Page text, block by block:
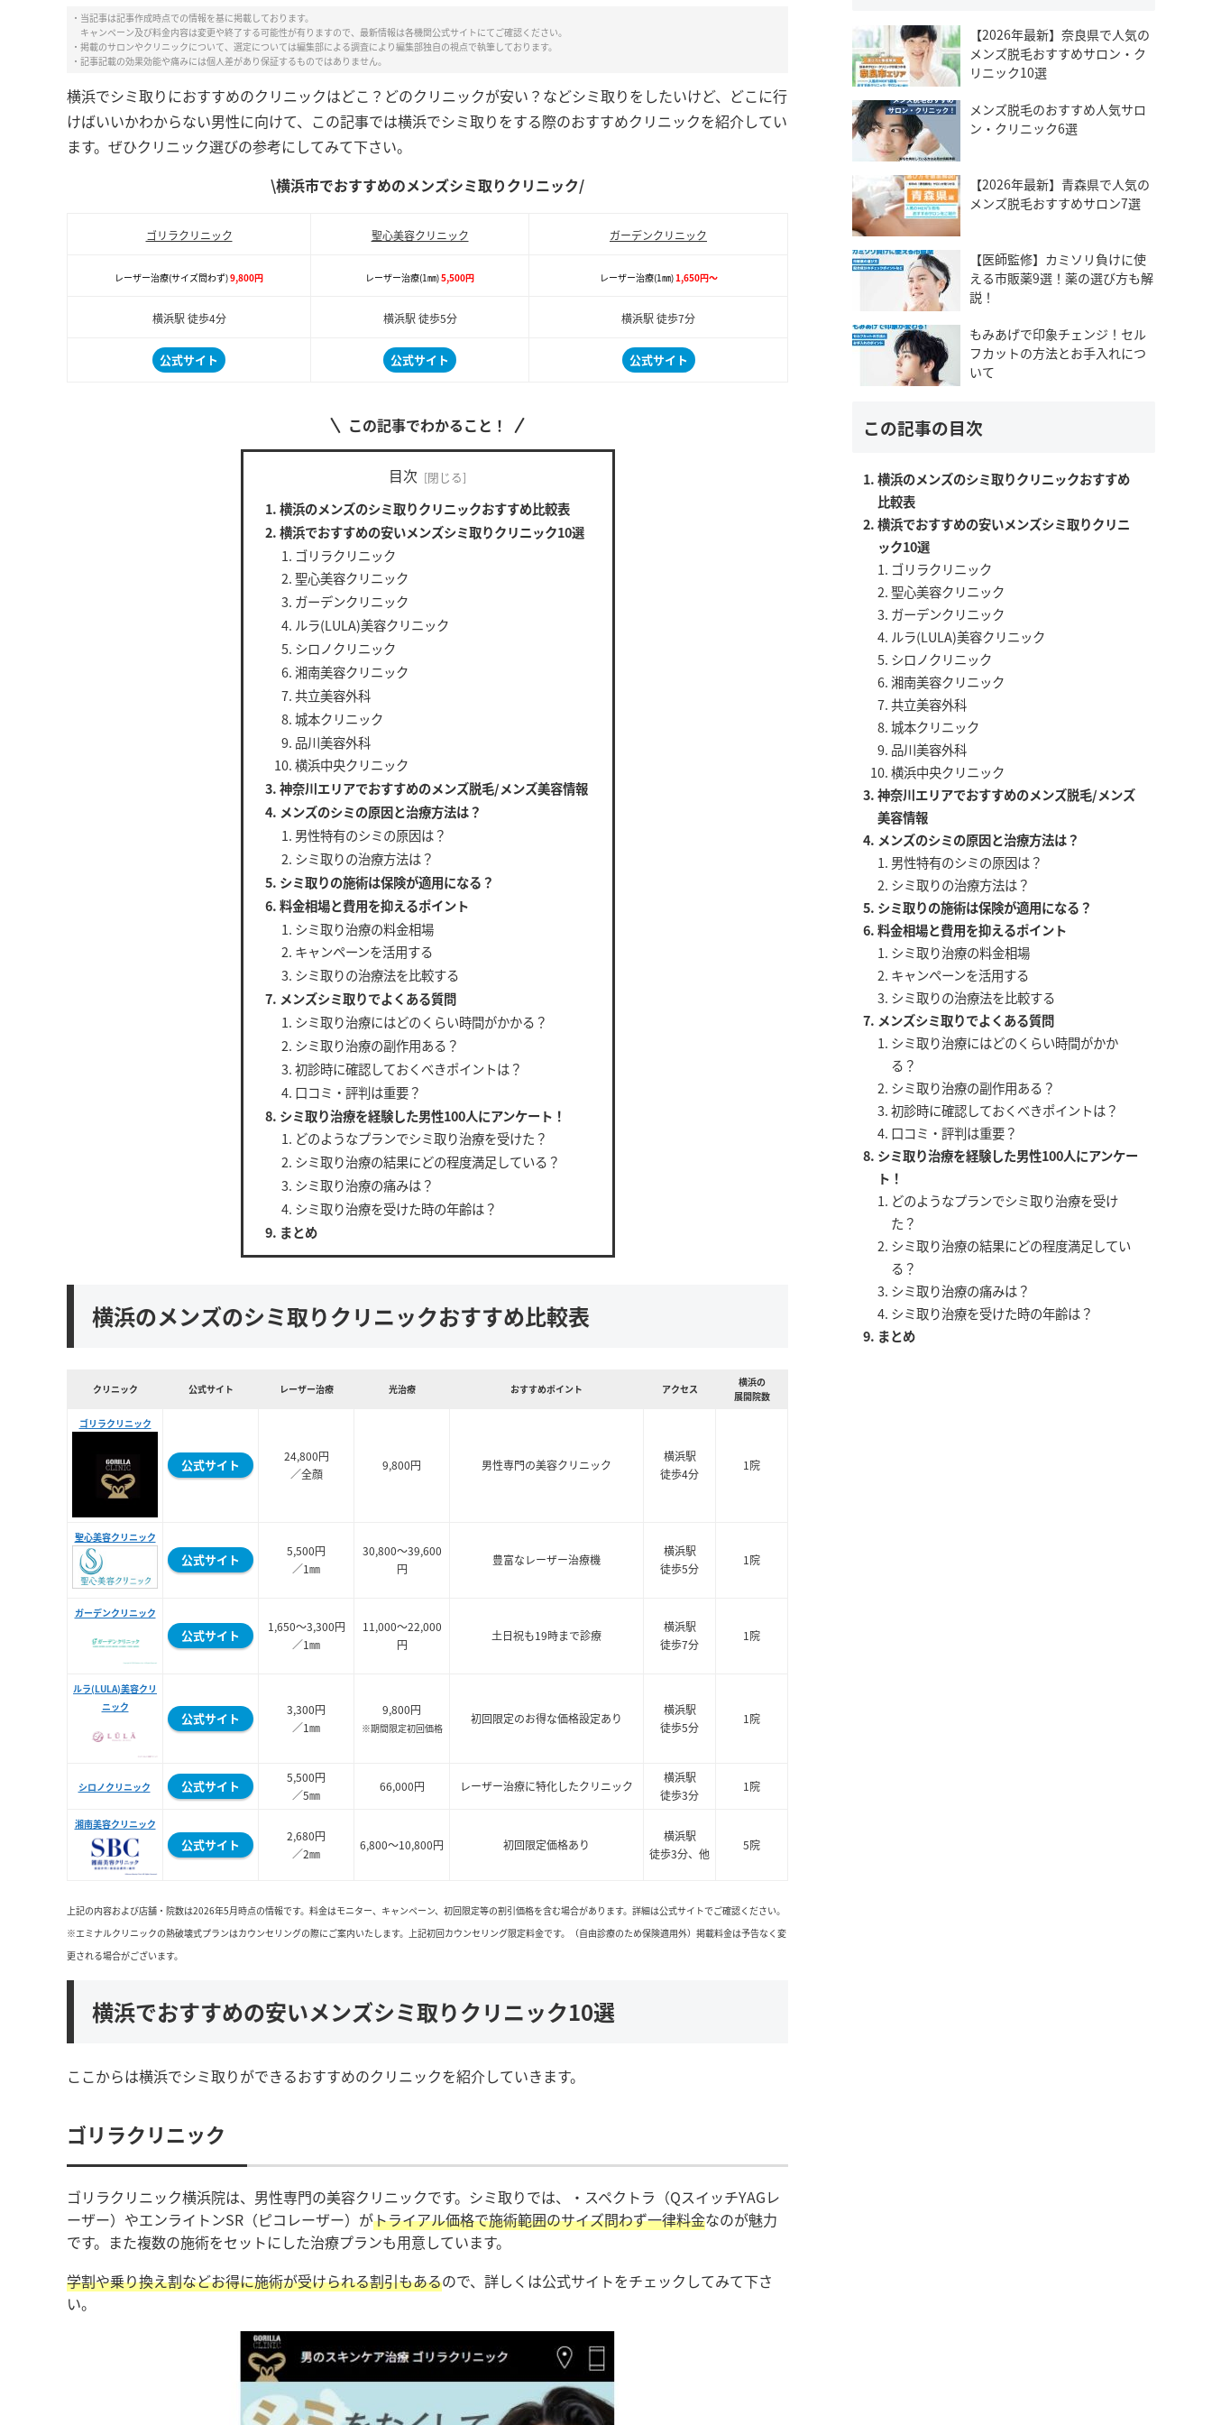
・当記事は記事作成時点での情報を基に掲載しております。
キャンペーン及び料金内容は変更や終了する可能性が有りますので、最新情報は各機関公式サイトにてご確認ください。
・掲載のサロンやクリニックについて、選定については編集部による調査により編集部独自の視点で執筆しております。
・記事記載の効果効能や痛みには個人差があり保証するものではありません。
横浜でシミ取りにおすすめのクリニックはどこ？どのクリニックが安い？などシミ取りをしたいけど、どこに行
けばいいかわからない男性に向けて、この記事では横浜でシミ取りをする際のおすすめクリニックを紹介してい
ます。ぜひクリニック選びの参考にしてみて下さい。
\横浜市でおすすめのメンズシミ取りクリニック/
ゴリラクリニック 聖心美容クリニック ガーデンクリニック
レーザー治療(サイズ問わず)9,800円 レーザー治療(1㎜)5,500円 レーザー治療(1㎜) 1,650円～
横浜駅 徒歩4分 横浜駅 徒歩5分 横浜駅 徒歩7分
公式サイト 公式サイト 公式サイト
この記事でわかること！
目次
横浜のメンズのシミ取りクリニックおすすめ比較表
横浜でおすすめの安いメンズシミ取りクリニック10選
ゴリラクリニック
聖心美容クリニック
ガーデンクリニック
ルラ(LULA)美容クリニック
シロノクリニック
湘南美容クリニック
共立美容外科
城本クリニック
品川美容外科
横浜中央クリニック
神奈川エリアでおすすめのメンズ脱毛/メンズ美容情報
メンズのシミの原因と治療方法は？
男性特有のシミの原因は？
シミ取りの治療方法は？
シミ取りの施術は保険が適用になる？
料金相場と費用を抑えるポイント
シミ取り治療の料金相場
キャンペーンを活用する
シミ取りの治療法を比較する
メンズシミ取りでよくある質問
シミ取り治療にはどのくらい時間がかかる？
シミ取り治療の副作用ある？
初診時に確認しておくべきポイントは？
口コミ・評判は重要？
シミ取り治療を経験した男性100人にアンケート！
どのようなプランでシミ取り治療を受けた？
シミ取り治療の結果にどの程度満足している？
シミ取り治療の痛みは？
シミ取り治療を受けた時の年齢は？
まとめ
横浜のメンズのシミ取りクリニックおすすめ比較表
クリニック 公式サイト レーザー治療 光治療 おすすめポイント アクセス
横浜の
展開院数
ゴリラクリニック
公式サイト
24,800円
／全顔
9,800円 男性専門の美容クリニック
横浜駅
徒歩4分
1院
聖心美容クリニック
公式サイト
5,500円
／1㎜
30,800～39,600
円
豊富なレーザー治療機
横浜駅
徒歩5分
1院
ガーデンクリニック
公式サイト
1,650～3,300円
／1㎜
11,000～22,000
円
土日祝も19時まで診療
横浜駅
徒歩7分
1院
ルラ(LULA)美容クリ
ニック
公式サイト
3,300円
／1㎜
9,800円
※期間限定初回価格
初回限定のお得な価格設定あり
横浜駅
徒歩5分
1院
シロノクリニック 公式サイト
5,500円
／5㎜
66,000円 レーザー治療に特化したクリニック
横浜駅
徒歩3分
1院
湘南美容クリニック
公式サイト
2,680円
／2㎜
6,800～10,800円 初回限定価格あり
横浜駅
徒歩3分、他
5院
上記の内容および店舗・院数は2026年5月時点の情報です。料金はモニター、キャンペーン、初回限定等の割引価格を含む場合があります。詳細は公式サイトでご確認ください。
※エミナルクリニックの熱破壊式プランはカウンセリングの際にご案内いたします。上記初回カウンセリング限定料金です。（自由診療のため保険適用外）掲載料金は予告なく変
更される場合がございます。
横浜でおすすめの安いメンズシミ取りクリニック10選
ここからは横浜でシミ取りができるおすすめのクリニックを紹介していきます。
ゴリラクリニック
ゴリラクリニック横浜院は、男性専門の美容クリニックです。シミ取りでは、・スペクトラ（QスイッチYAGレ
ーザー）やエンライトンSR（ピコレーザー）がトライアル価格で施術範囲のサイズ問わず一律料金なのが魅力
です。また複数の施術をセットにした治療プランも用意しています。
学割や乗り換え割などお得に施術が受けられる割引もあるので、詳しくは公式サイトをチェックしてみて下さ
い。
【2026年最新】奈良県で人気の
メンズ脱毛おすすめサロン・ク
リニック10選
メンズ脱毛のおすすめ人気サロ
ン・クリニック6選
【2026年最新】青森県で人気の
メンズ脱毛おすすめサロン7選
【医師監修】カミソリ負けに使
える市販薬9選！薬の選び方も解
説！
もみあげで印象チェンジ！セル
フカットの方法とお手入れにつ
いて
この記事の目次
横浜のメンズのシミ取りクリニックおすすめ
比較表
横浜でおすすめの安いメンズシミ取りクリニ
ック10選
ゴリラクリニック
聖心美容クリニック
ガーデンクリニック
ルラ(LULA)美容クリニック
シロノクリニック
湘南美容クリニック
共立美容外科
城本クリニック
品川美容外科
横浜中央クリニック
神奈川エリアでおすすめのメンズ脱毛/メンズ
美容情報
メンズのシミの原因と治療方法は？
男性特有のシミの原因は？
シミ取りの治療方法は？
シミ取りの施術は保険が適用になる？
料金相場と費用を抑えるポイント
シミ取り治療の料金相場
キャンペーンを活用する
シミ取りの治療法を比較する
メンズシミ取りでよくある質問
シミ取り治療にはどのくらい時間がかか
る？
シミ取り治療の副作用ある？
初診時に確認しておくべきポイントは？
口コミ・評判は重要？
シミ取り治療を経験した男性100人にアンケー
ト！
どのようなプランでシミ取り治療を受け
た？
シミ取り治療の結果にどの程度満足してい
る？
シミ取り治療の痛みは？
シミ取り治療を受けた時の年齢は？
まとめ